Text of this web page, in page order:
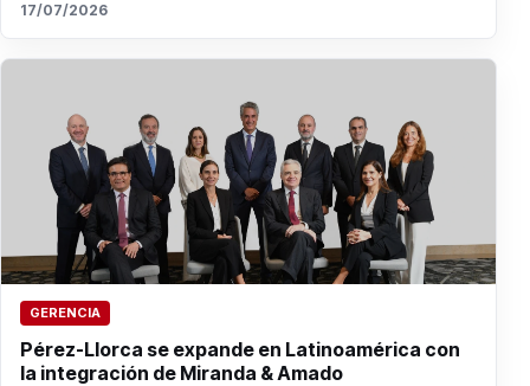
17/07/2026
GERENCIA
Pérez-Llorca se expande en Latinoamérica con
la integración de Miranda & Amado